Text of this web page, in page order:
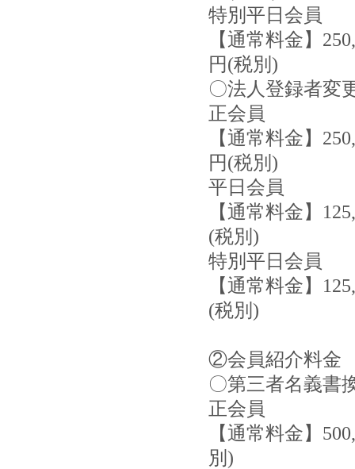
特別平日会員
【通常料金】
円(税別)
〇法人登録者変
正会員
【通常料金】
円(税別)
平日会員
【通常料金】
(税別)
特別平日会員
【通常料金】
(税別)
②会員紹介料金
〇第三者名義書
正会員
【通常料金】
別)